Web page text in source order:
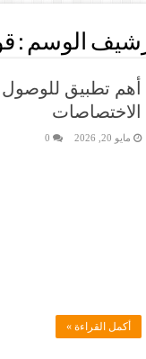
الوسم :
أهم تطبيق
الاختصاصات
مايو 20, 2026 0
أكمل القراءة »